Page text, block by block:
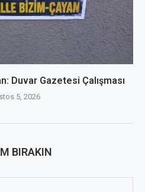
Duvar Gazetesi Çalışması
5, 2026
BIRAKIN